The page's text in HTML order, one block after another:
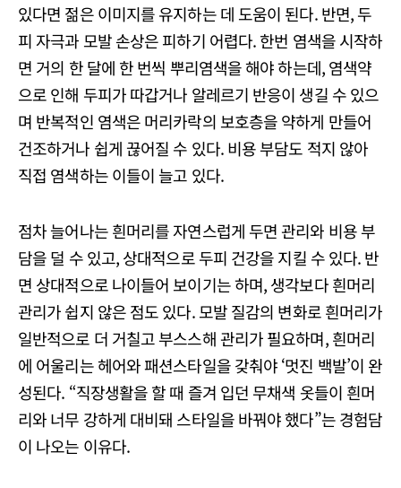
있다면 젊은 이미지를 유지하는 데 도움이 된다. 반면, 두
피 자극과 모발 손상은 피하기 어렵다. 한번 염색을 시작하
면 거의 한 달에 한 번씩 뿌리염색을 해야 하는데, 염색약
으로 인해 두피가 따갑거나 알레르기 반응이 생길 수 있으
며 반복적인 염색은 머리카락의 보호층을 약하게 만들어
건조하거나 쉽게 끊어질 수 있다. 비용 부담도 적지 않아
직접 염색하는 이들이 늘고 있다.
점차 늘어나는 흰머리를 자연스럽게 두면 관리와 비용 부
담을 덜 수 있고, 상대적으로 두피 건강을 지킬 수 있다. 반
면 상대적으로 나이들어 보이기는 하며, 생각보다 흰머리
관리가 쉽지 않은 점도 있다. 모발 질감의 변화로 흰머리가
일반적으로 더 거칠고 부스스해 관리가 필요하며, 흰머리
에 어울리는 헤어와 패션스타일을 갖춰야 ‘멋진 백발’이 완
성된다. “직장생활을 할 때 즐겨 입던 무채색 옷들이 흰머
리와 너무 강하게 대비돼 스타일을 바꿔야 했다”는 경험담
이 나오는 이유다.